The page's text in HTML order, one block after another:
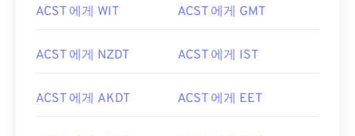
ACST 에게 WIT ACST 에게 GMT
ACST 에게 NZDT ACST 에게 IST
ACST 에게 AKDT ACST 에게 EET